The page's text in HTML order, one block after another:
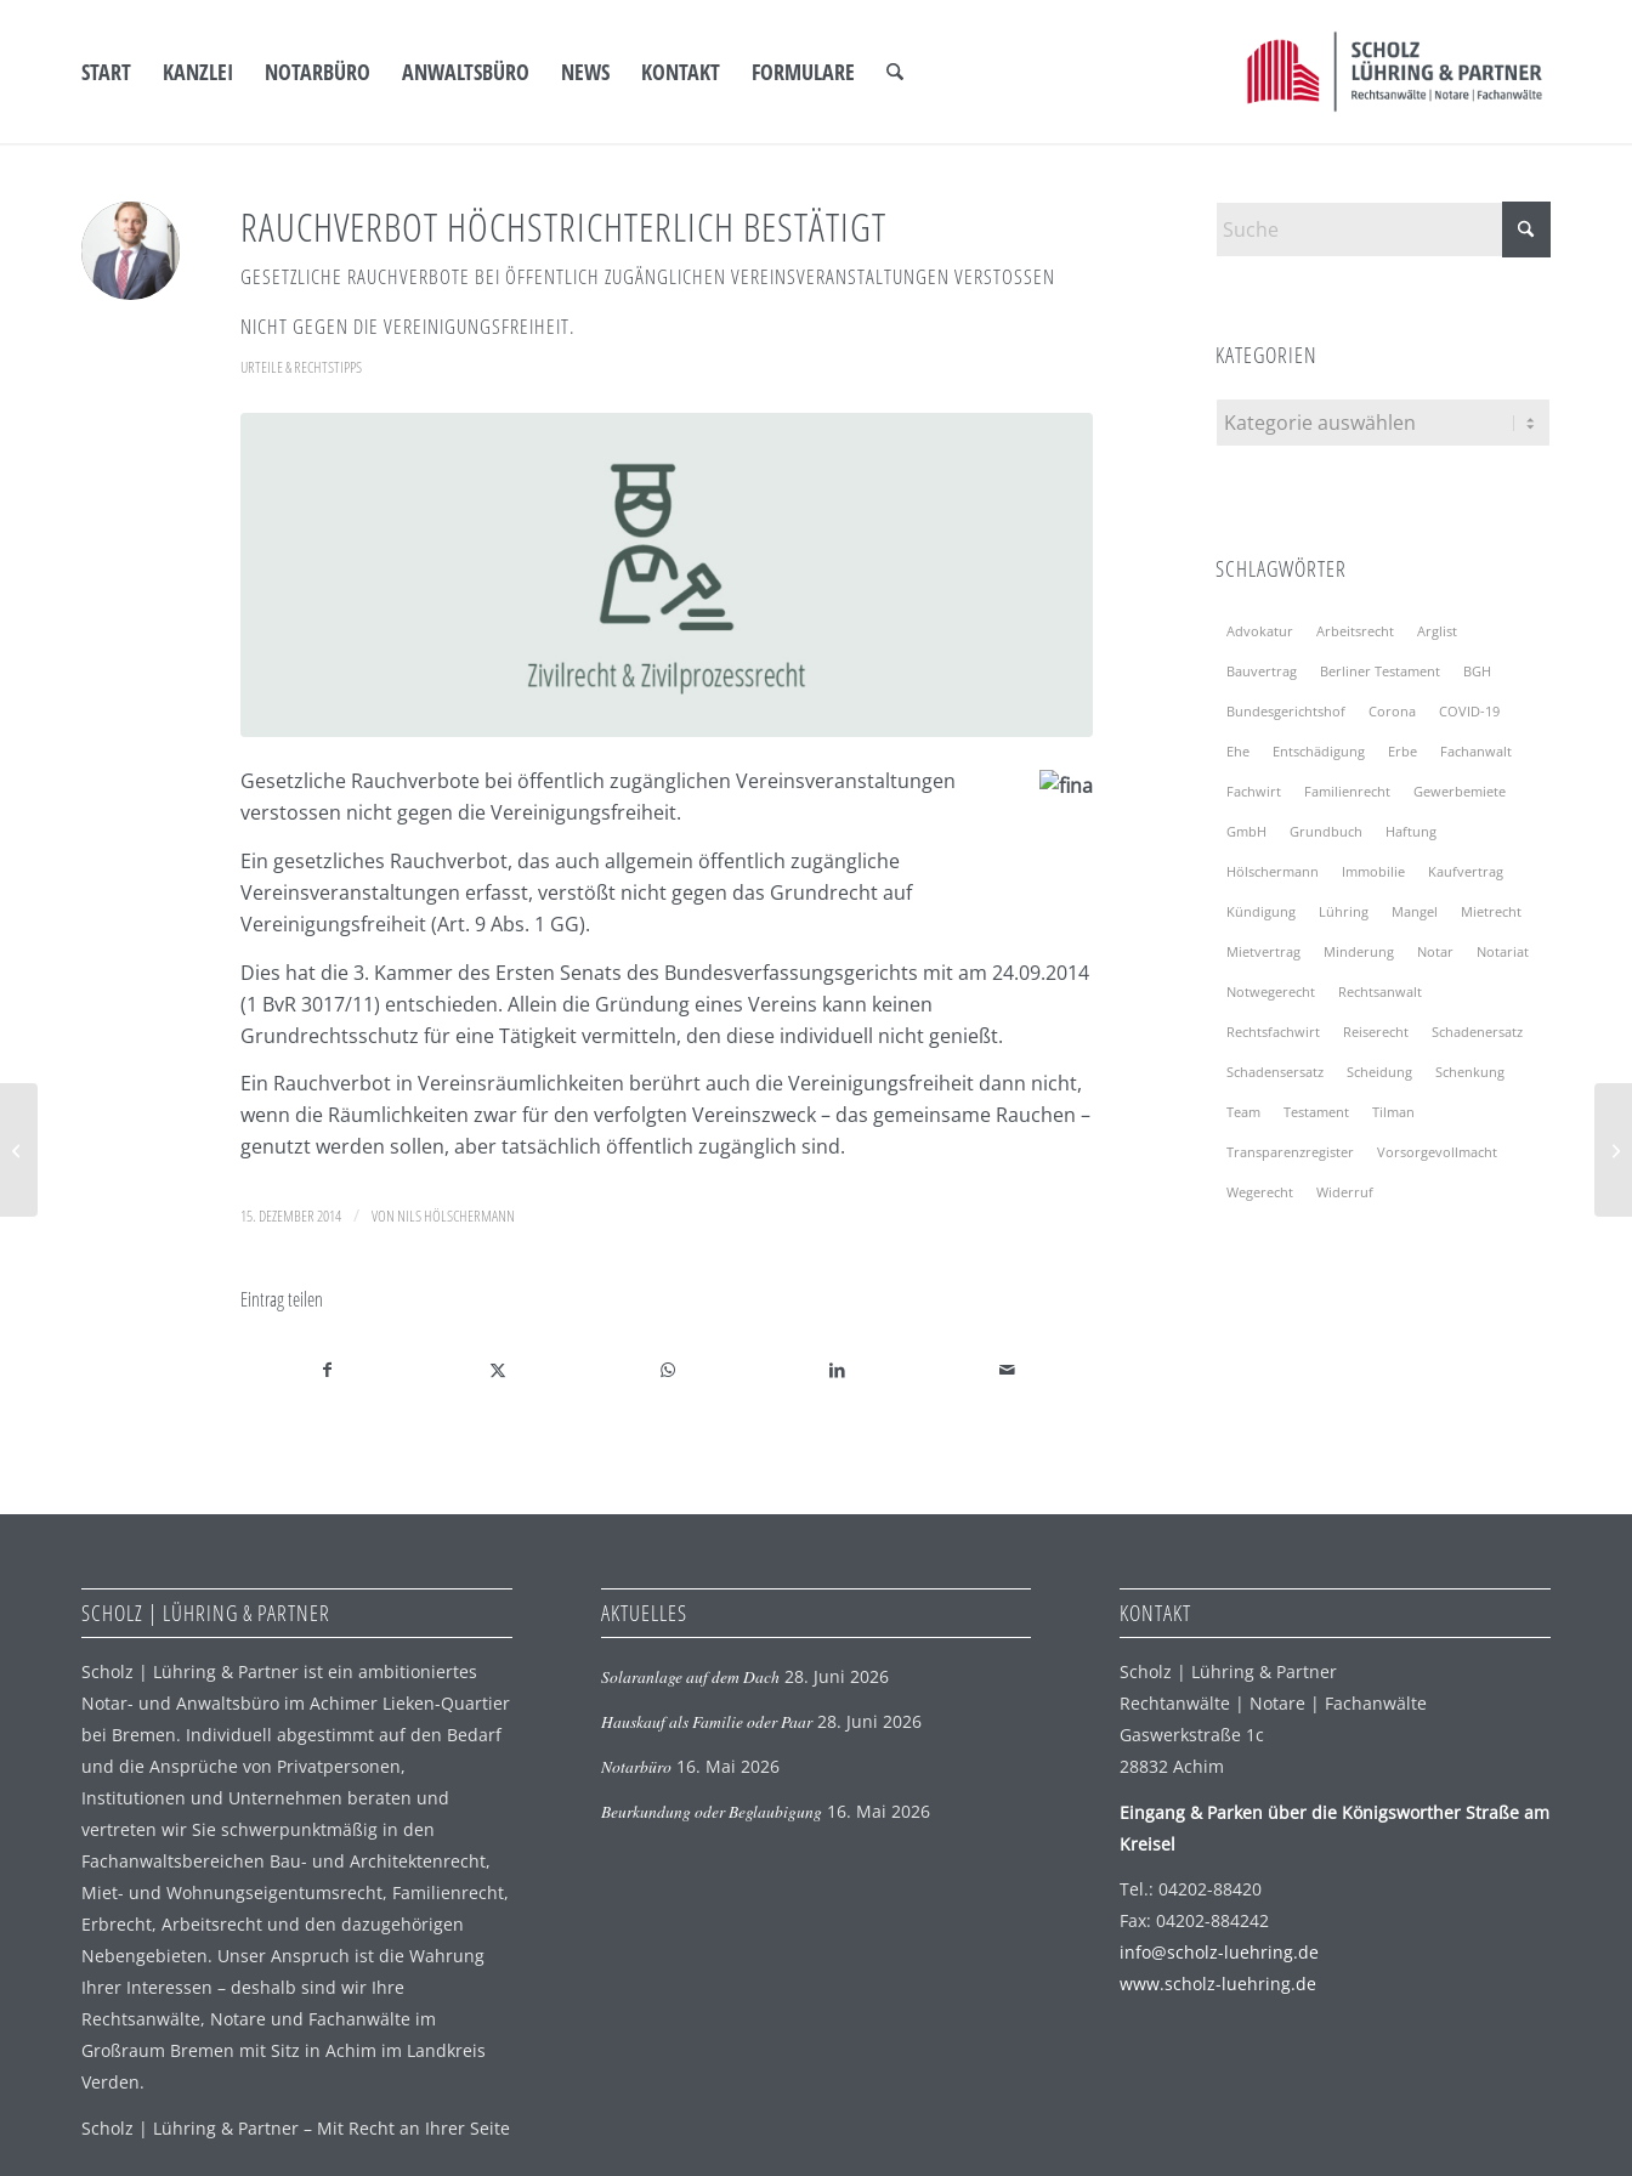
START KANZLEI NOTARBÜRO ANWALTSBÜRO NEWS KONTAKT FORMULARE
RAUCHVERBOT HÖCHSTRICHTERLICH BESTÄTIGT
GESETZLICHE RAUCHVERBOTE BEI ÖFFENTLICH ZUGÄNGLICHEN VEREINSVERANSTALTUNGEN VERSTOSSEN
NICHT GEGEN DIE VEREINIGUNGSFREIHEIT.
URTEILE & RECHTSTIPPS
Gesetzliche Rauchverbote bei öffentlich zugänglichen Vereinsveranstaltungen
verstossen nicht gegen die Vereinigungsfreiheit.
Ein gesetzliches Rauchverbot, das auch allgemein öffentlich zugängliche
Vereinsveranstaltungen erfasst, verstößt nicht gegen das Grundrecht auf
Vereinigungsfreiheit (Art. 9 Abs. 1 GG).
Dies hat die 3. Kammer des Ersten Senats des Bundesverfassungsgerichts mit am 24.09.2014
(1 BvR 3017/11) entschieden. Allein die Gründung eines Vereins kann keinen
Grundrechtsschutz für eine Tätigkeit vermitteln, den diese individuell nicht genießt.
Ein Rauchverbot in Vereinsräumlichkeiten berührt auch die Vereinigungsfreiheit dann nicht,
wenn die Räumlichkeiten zwar für den verfolgten Vereinszweck – das gemeinsame Rauchen –
genutzt werden sollen, aber tatsächlich öffentlich zugänglich sind.
15. DEZEMBER 2014 / VON NILS HÖLSCHERMANN
Eintrag teilen
KATEGORIEN
Kategorien
SCHLAGWÖRTER
Advokatur Arbeitsrecht Arglist
Bauvertrag Berliner Testament BGH
Bundesgerichtshof Corona COVID-19
Ehe Entschädigung Erbe Fachanwalt
Fachwirt Familienrecht Gewerbemiete
GmbH Grundbuch Haftung
Hölschermann Immobilie Kaufvertrag
Kündigung Lühring Mangel Mietrecht
Mietvertrag Minderung Notar Notariat
Notwegerecht Rechtsanwalt
Rechtsfachwirt Reiserecht Schadenersatz
Schadensersatz Scheidung Schenkung
Team Testament Tilman
Transparenzregister Vorsorgevollmacht
Wegerecht Widerruf
SCHOLZ | LÜHRING & PARTNER
Scholz | Lühring & Partner ist ein ambitioniertes
Notar- und Anwaltsbüro im Achimer Lieken-Quartier
bei Bremen. Individuell abgestimmt auf den Bedarf
und die Ansprüche von Privatpersonen,
Institutionen und Unternehmen beraten und
vertreten wir Sie schwerpunktmäßig in den
Fachanwaltsbereichen Bau- und Architektenrecht,
Miet- und Wohnungseigentumsrecht, Familienrecht,
Erbrecht, Arbeitsrecht und den dazugehörigen
Nebengebieten. Unser Anspruch ist die Wahrung
Ihrer Interessen – deshalb sind wir Ihre
Rechtsanwälte, Notare und Fachanwälte im
Großraum Bremen mit Sitz in Achim im Landkreis
Verden.
Scholz | Lühring & Partner – Mit Recht an Ihrer Seite
AKTUELLES
Solaranlage auf dem Dach 28. Juni 2026
Hauskauf als Familie oder Paar 28. Juni 2026
Notarbüro 16. Mai 2026
Beurkundung oder Beglaubigung 16. Mai 2026
KONTAKT
Scholz | Lühring & Partner
Rechtanwälte | Notare | Fachanwälte
Gaswerkstraße 1c
28832 Achim
Eingang & Parken über die Königsworther Straße am
Kreisel
Tel.: 04202-88420
Fax: 04202-884242
info@scholz-luehring.de
www.scholz-luehring.de